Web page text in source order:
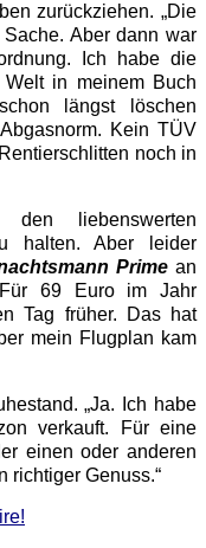
zurückziehen. „Die
Aber dann war
Ich habe die
in meinem Buch
längst löschen
Kein TÜV
noch in
liebenswerten
halten. Aber leider
Prime an
69 Euro im Jahr
Tag früher. Das hat
mein Flugplan kam
„Ja. Ich habe
verkauft. Für eine
einen oder anderen
richtiger Genuss.“